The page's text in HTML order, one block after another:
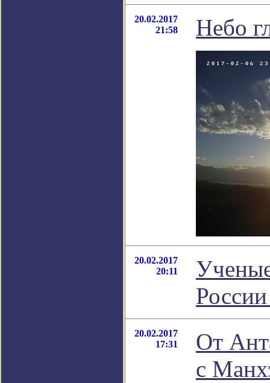
20.02.2017
21:58
Небо
20.02.2017
20:11
20.02.2017
17:31
От
с